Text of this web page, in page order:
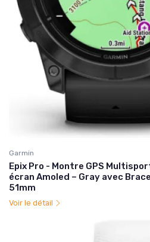
Garmin
Epix Pro - Montre GPS
écran Amoled – Gray avec
51mm
Voir le détail